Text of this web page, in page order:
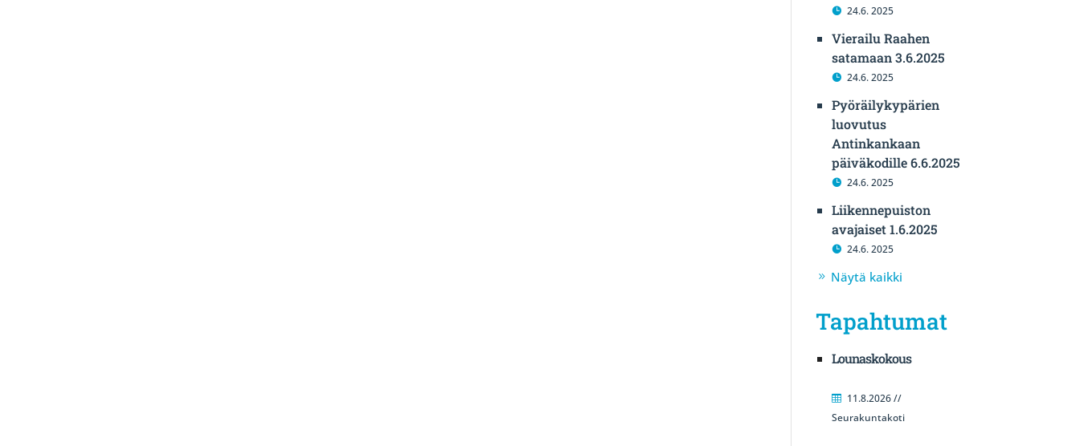
24.6. 2025
Vierailu Raahen
satamaan 3.6.2025
24.6. 2025
Pyöräilykypärien
luovutus
Antinkankaan
päiväkodille 6.6.2025
24.6. 2025
Liikennepuiston
avajaiset 1.6.2025
24.6. 2025
Näytä kaikki
Tapahtumat
Lounaskokous
11.8.2026 //
Seurakuntakoti